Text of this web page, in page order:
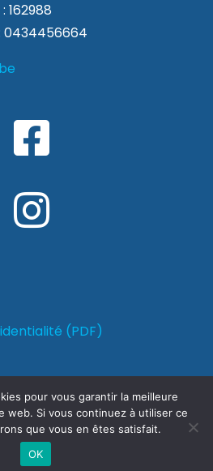
162988
0434456664
(PDF)
pour vous garantir la meilleure
web. Si vous continuez à utiliser ce
que vous en êtes satisfait.
OK